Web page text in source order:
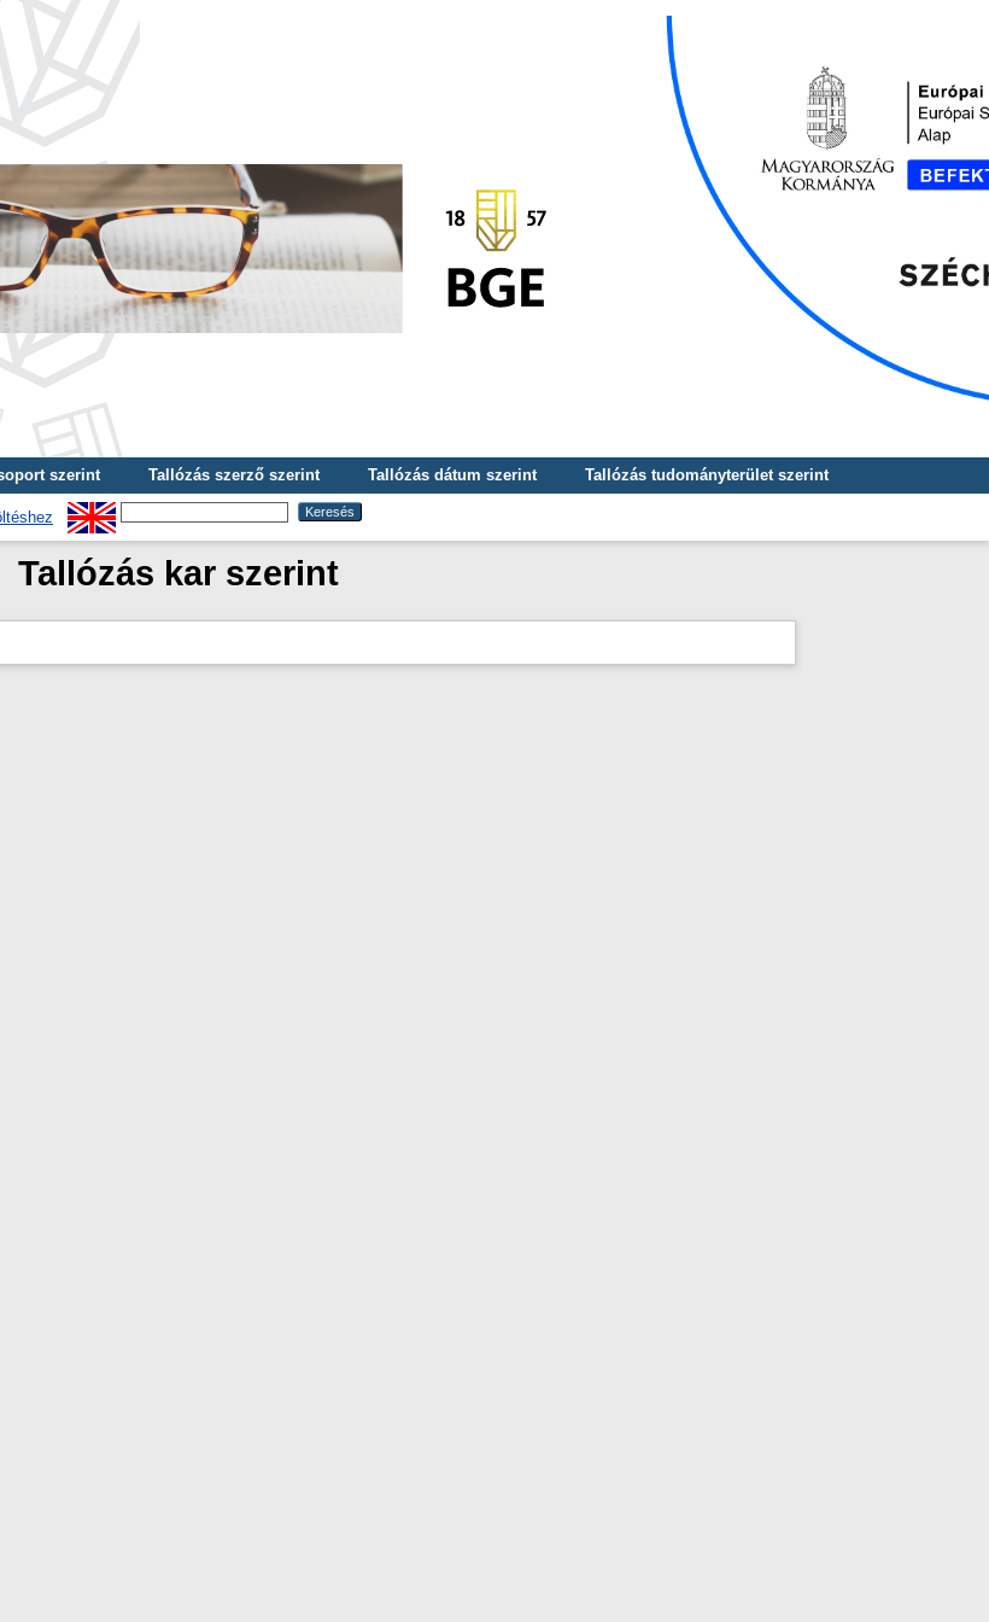
szerint Tallózás szerző szerint Tallózás dátum szerint
Tallózás tudományterület szerint
Tallózás kar szerint